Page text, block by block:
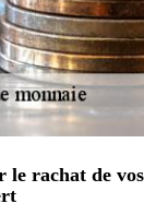
rachat de vos